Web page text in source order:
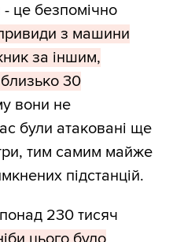
- це безпомічно
з машини
за іншим,
30
вони не
були атаковані ще
тим самим майже
підстанцій.
230 тисяч